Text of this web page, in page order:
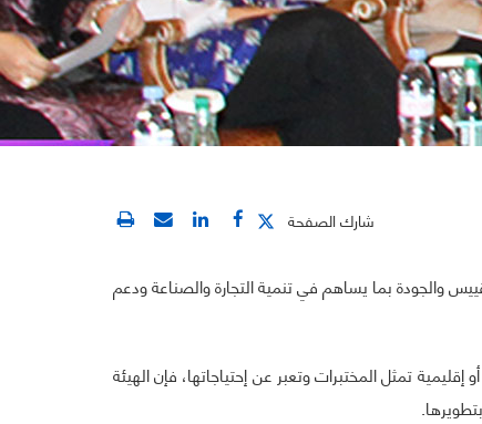
شارك الصفحة
والجودة بما يساهم في تنمية التجارة والصناعة ودعم
تمثل المختبرات وتعبر عن إحتياجاتها، فإن الهيئة